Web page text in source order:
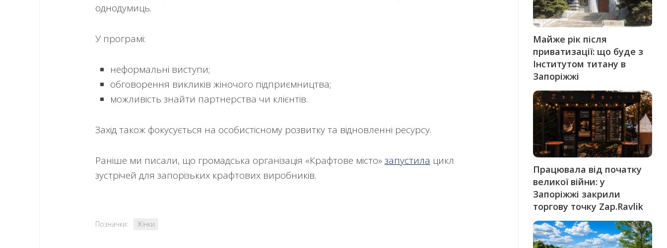
однодумиць.
У програмі:
неформальні виступи;
обговорення викликів жіночого підприємництва;
можливість знайти партнерства чи клієнтів.
Захід також фокусується на особистісному розвитку та відновленні ресурсу.
Раніше ми писали, що громадська організація «Крафтове місто»запустила цикл
зустрічей для запорізьких крафтових виробників.
Позначки: Жінки
Майже рік після
приватизації: що буде з
Інститутом титану в
Запоріжжі
Працювала від початку
великої війни: у
Запоріжжі закрили
торгову точку Zap.Ravlik